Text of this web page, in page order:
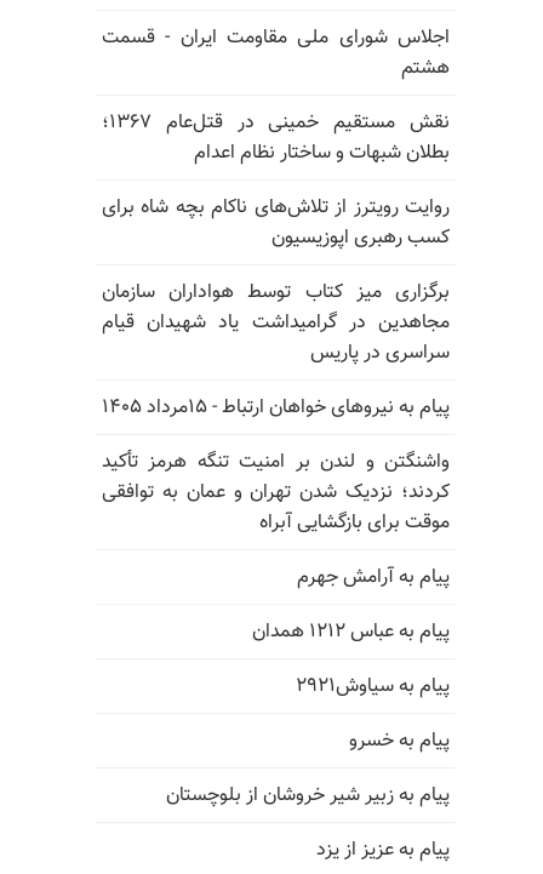
اجلاس شورای ملی مقاومت ایران - قسمت
هشتم
نقش مستقیم خمینی در قتل‌عام ۱۳۶۷؛
بطلان شبهات و ساختار نظام اعدام
روایت رویترز از تلاش‌های ناکام بچه شاه برای
کسب رهبری اپوزیسیون
برگزاری میز کتاب توسط هواداران سازمان
مجاهدین در گرامیداشت یاد شهیدان قیام
سراسری در پاریس
پیام به نیروهای خواهان ارتباط - ۱۵مرداد ۱۴۰۵
واشنگتن و لندن بر امنیت تنگه هرمز تأکید
کردند؛ نزدیک شدن تهران و عمان به توافقی
موقت برای بازگشایی آبراه
پیام به آرامش جهرم
پیام به عباس ۱۲۱۲ همدان
پیام به سیاوش۲۹۲۱
پیام به خسرو
پیام به زبیر شیر خروشان از بلوچستان
پیام به عزیز از یزد